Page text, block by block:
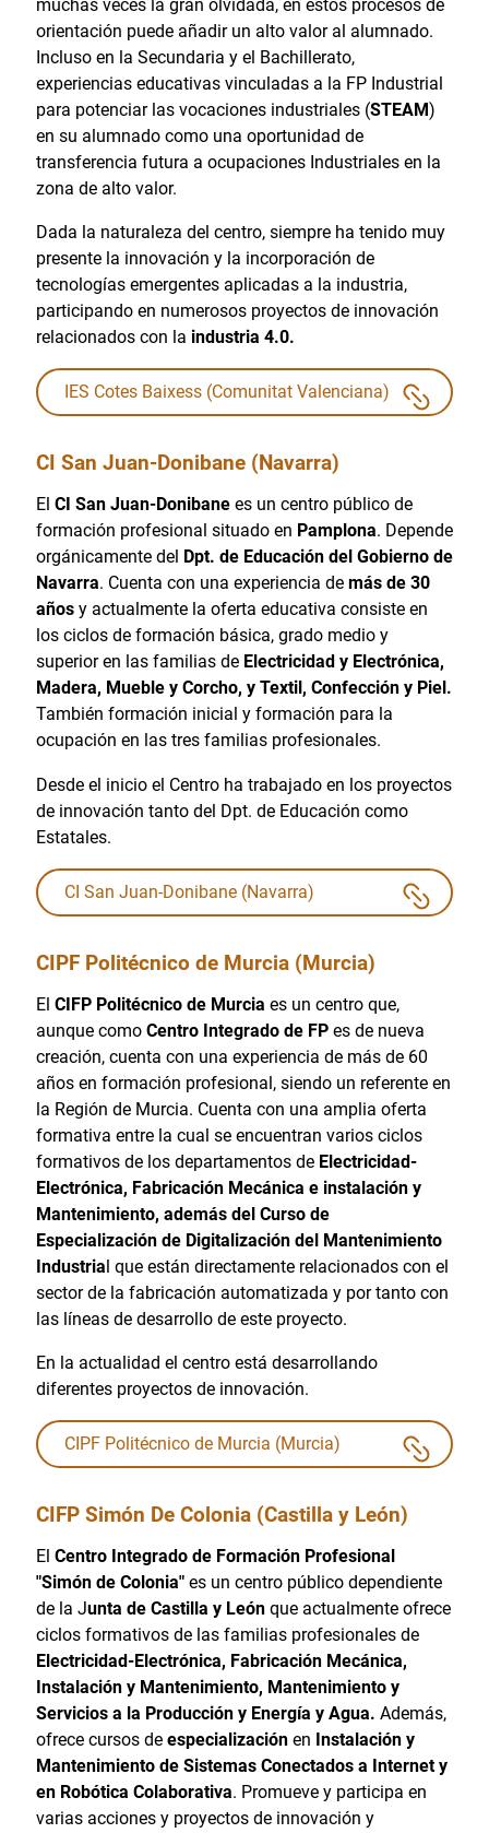
muchas veces la gran olvidada, en estos procesos de
orientación puede añadir un alto valor al alumnado.
Incluso en la Secundaria y el Bachillerato,
experiencias educativas vinculadas a la FP Industrial
para potenciar las vocaciones industriales (STEAM)
en su alumnado como una oportunidad de
transferencia futura a ocupaciones Industriales en la
zona de alto valor.
Dada la naturaleza del centro, siempre ha tenido muy
presente la innovación y la incorporación de
tecnologías emergentes aplicadas a la industria,
participando en numerosos proyectos de innovación
relacionados con la industria 4.0.
IES Cotes Baixess (Comunitat Valenciana)
CI San Juan-Donibane (Navarra)
El CI San Juan-Donibanees un centro público de
formación profesional situado en Pamplona. Depende
orgánicamente del Dpt. de Educación del Gobierno de
Navarra. Cuenta con una experiencia demás de 30
añosy actualmente la oferta educativa consiste en
los ciclos de formación básica, grado medio y
superior en las familias de Electricidad y Electrónica,
Madera, Mueble y Corcho, y Textil, Confección y Piel.
También formación inicial y formación para la
ocupación en las tres familias profesionales.
Desde el inicio el Centro ha trabajado en los proyectos
de innovación tanto del Dpt. de Educación como
Estatales.
CI San Juan-Donibane (Navarra)
CIPF Politécnico de Murcia (Murcia)
El CIFP Politécnico de Murcia es un centro que,
aunque como Centro Integrado de FP es de nueva
creación, cuenta con una experiencia de más de 60
años en formación profesional, siendo un referente en
la Región de Murcia. Cuenta con una amplia oferta
formativa entre la cual se encuentran varios ciclos
formativos de los departamentos de Electricidad-
Electrónica, Fabricación Mecánica e instalación y
Mantenimiento, además del Curso de
Especialización de Digitalización del Mantenimiento
Industrial que están directamente relacionados con el
sector de la fabricación automatizada y por tanto con
las líneas de desarrollo de este proyecto.
En la actualidad el centro está desarrollando
diferentes proyectos de innovación.
CIPF Politécnico de Murcia (Murcia)
CIFP Simón De Colonia (Castilla y León)
El Centro Integrado de Formación Profesional
"Simón de Colonia"es un centro público dependiente
de la Junta de Castilla y Leónque actualmente ofrece
ciclos formativos de las familias profesionales de
Electricidad-Electrónica, Fabricación Mecánica,
Instalación y Mantenimiento, Mantenimiento y
Servicios a la Producción y Energía y Agua. Además,
ofrece cursos de especialización en Instalación y
Mantenimiento de Sistemas Conectados a Internet y
en Robótica Colaborativa. Promueve y participa en
varias acciones y proyectos de innovación y